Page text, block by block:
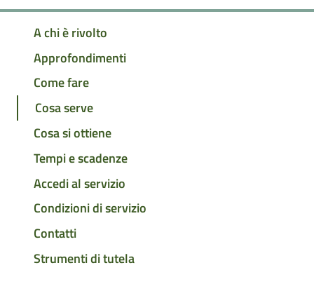
A chi è rivolto
Approfondimenti
Come fare
Cosa serve
Cosa si ottiene
Tempi e scadenze
Accedi al servizio
Condizioni di servizio
Contatti
Strumenti di tutela